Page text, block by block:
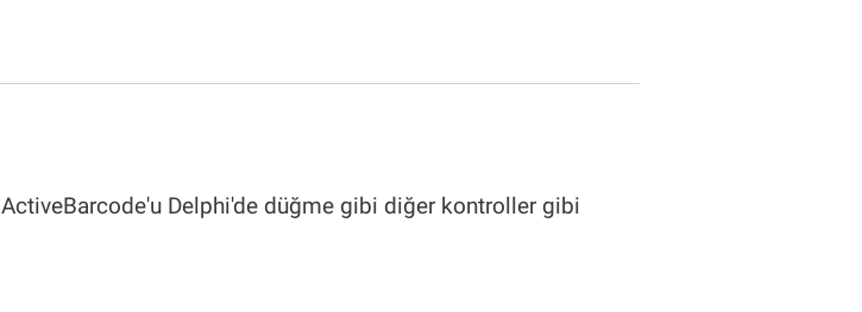
ActiveBarcode'u Delphi'de düğme gibi diğer kontroller gibi